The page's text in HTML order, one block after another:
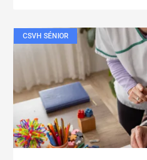
CSVH SÉNIOR